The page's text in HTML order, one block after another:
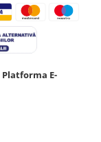
Platforma E-